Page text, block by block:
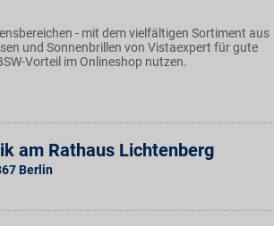
- mit dem vielfältigen Sortiment aus
und Sonnenbrillen von Vistaexpert für gute
Vorteil im Onlineshop nutzen.
am Rathaus Lichtenberg
Berlin